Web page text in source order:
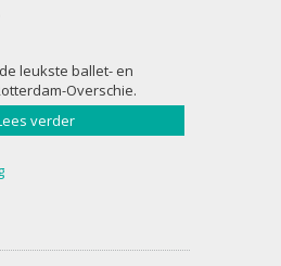
leukste ballet- en
Overschie.
verder